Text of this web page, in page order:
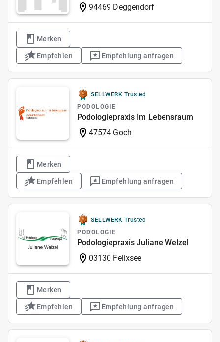
94469 Deggendorf
Merken
Empfehlen Empfehlung anfragen
SELLWERK Trusted
PODOLOGIE
Podologiepraxis Im Lebensraum
47574 Goch
Merken
Empfehlen Empfehlung anfragen
SELLWERK Trusted
PODOLOGIE
Podologiepraxis Juliane Welzel
03130 Felixsee
Merken
Empfehlen Empfehlung anfragen